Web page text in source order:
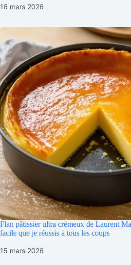
16 mars 2026
Flan pâtissier ultra crémeux de Laurent
facile que je réussis à tous les coups
15 mars 2026